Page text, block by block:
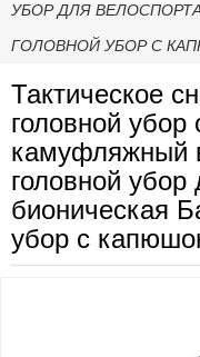
УБОР ДЛЯ
ГОЛОВНОЙ УБОР С
Тактическое
головной
камуфляжный
головной убор
бионическая
убор с